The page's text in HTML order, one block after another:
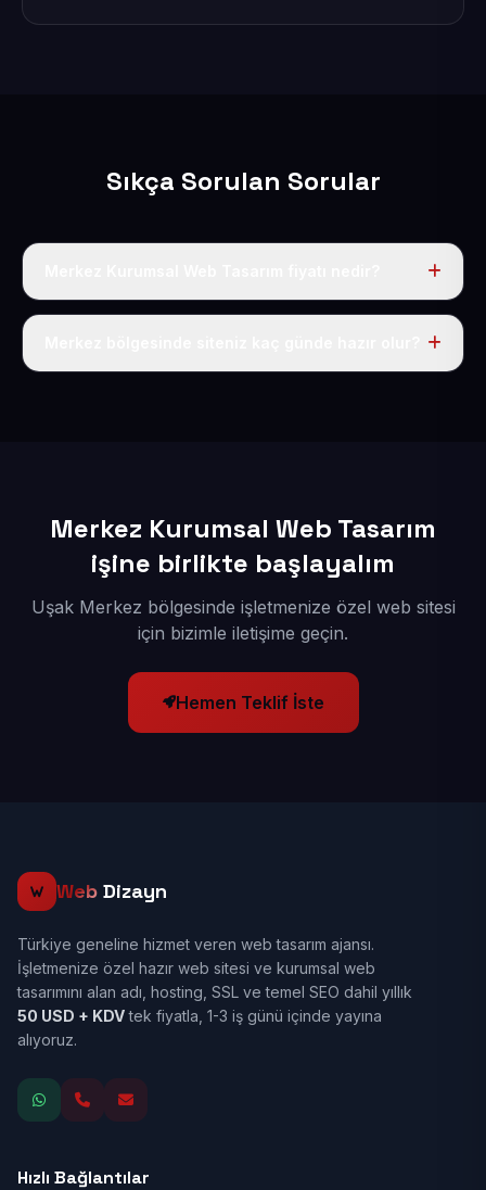
Sıkça Sorulan Sorular
Tek fiyat uygulanır: yıllık 50 USD + KDV. Bu bedele alan
Merkez Kurumsal Web Tasarım
işine birlikte başlayalım
Uşak Merkez bölgesinde işletmenize özel web sitesi
için bizimle iletişime geçin.
Hemen Teklif İste
Web Dizayn
Türkiye geneline hizmet veren web tasarım ajansı.
İşletmenize özel hazır web sitesi ve kurumsal web
tasarımını alan adı, hosting, SSL ve temel SEO dahil yıllık
50 USD + KDVtek fiyatla, 1-3 iş günü içinde yayına
alıyoruz.
Hızlı Bağlantılar